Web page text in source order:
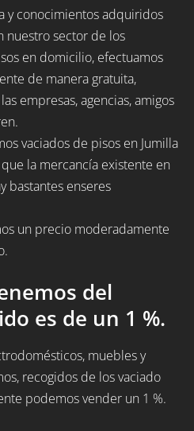
y conocimientos adquiridos
nuestro sector de los
en domicilio, efectuamos
de manera gratuita,
empresas, agencias, amigos
vaciados de pisos en Jumilla
la mercancía existente en
bastantes enseres
un precio moderadamente
del
es de un 1 %.
muebles y
recogidos de los vaciado
podemos vender un 1 %.